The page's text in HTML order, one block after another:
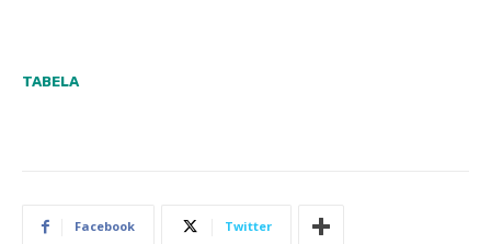
TABELA
Facebook Twitter